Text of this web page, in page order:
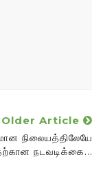
Older Article
நிலையத்திலேயே
நடவடிக்கை...